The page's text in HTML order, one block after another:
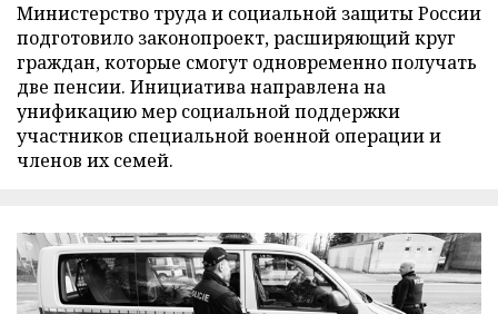
Министерство труда и социальной защиты России
подготовило законопроект, расширяющий круг
граждан, которые смогут одновременно получать
две пенсии. Инициатива направлена на
унификацию мер социальной поддержки
участников специальной военной операции и
членов их семей.